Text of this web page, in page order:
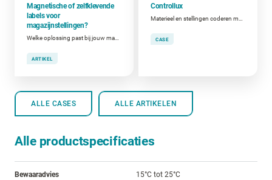
Magnetische of zelfklevende
labels voor
magazijnstellingen?
ARTIKEL
Controllux
CASE
ALLE CASES ALLE ARTIKELEN
Alle productspecificaties
Bewaaradvies 15°C tot 25°C